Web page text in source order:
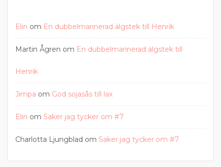
Elin om En dubbelmarinerad älgstek till Henrik
Martin Ågren om En dubbelmarinerad älgstek till
Henrik
Jimpa om God sojasås till lax
Elin om Saker jag tycker om #7
Charlotta Ljungblad om Saker jag tycker om #7